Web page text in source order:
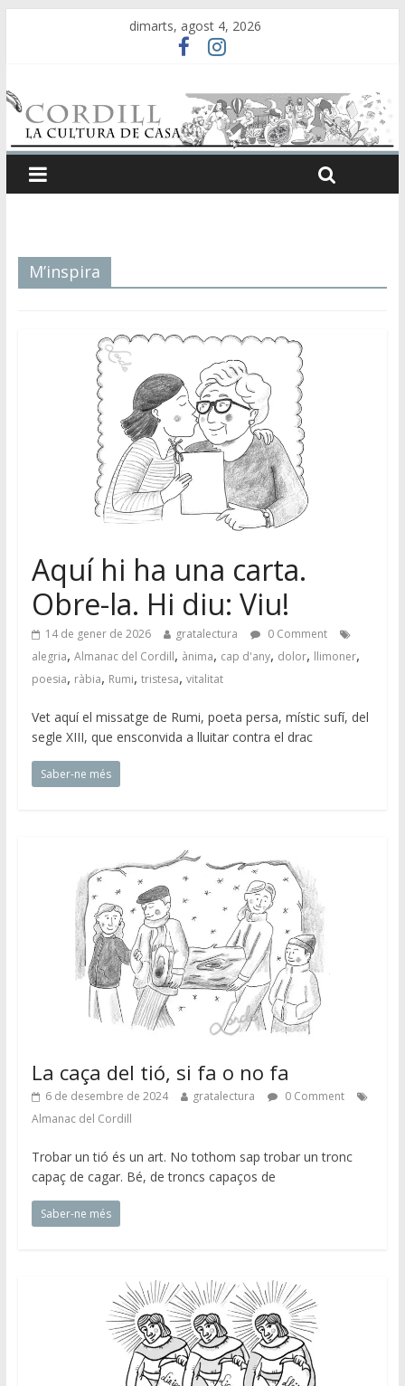
dimarts, agost 4, 2026
M’inspira
Aquí hi ha una carta.
Obre-la. Hi diu: Viu!
14 de gener de 2026 gratalectura
0 Comment
alegria, Almanac del Cordill, ànima, cap d'any, dolor, llimoner,
poesia, ràbia, Rumi, tristesa, vitalitat
Vet aquí el missatge de Rumi, poeta persa, místic sufí, del
segle XIII, que ensconvida a lluitar contra el drac
Saber-ne més
La caça del tió, si fa o no fa
6 de desembre de 2024 gratalectura
0 Comment
Almanac del Cordill
Trobar un tió és un art. No tothom sap trobar un tronc
capaç de cagar. Bé, de troncs capaços de
Saber-ne més